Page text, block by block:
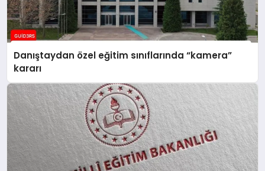
Danıştaydan özel eğitim sınıflarında “kamera”
kararı